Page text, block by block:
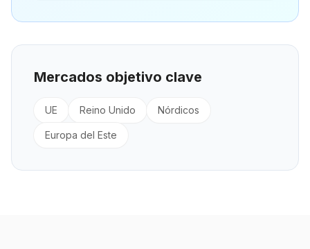
Mercados objetivo clave
UE Reino Unido Nórdicos
Europa del Este